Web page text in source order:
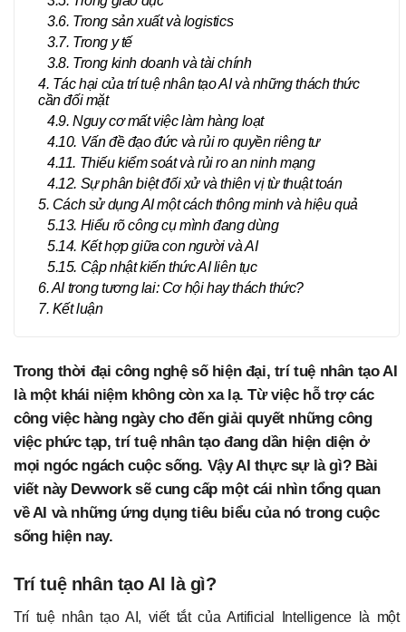
3.6. Trong sản xuất và logistics
3.7. Trong y tế
3.8. Trong kinh doanh và tài chính
4. Tác hại của trí tuệ nhân tạo AI và những thách thức
cần đối mặt
4.9. Nguy cơ mất việc làm hàng loạt
4.10. Vấn đề đạo đức và rủi ro quyền riêng tư
4.11. Thiếu kiểm soát và rủi ro an ninh mạng
4.12. Sự phân biệt đối xử và thiên vị từ thuật toán
5. Cách sử dụng AI một cách thông minh và hiệu quả
5.13. Hiểu rõ công cụ mình đang dùng
5.14. Kết hợp giữa con người và AI
5.15. Cập nhật kiến thức AI liên tục
6. AI trong tương lai: Cơ hội hay thách thức?
7. Kết luận
Trong thời đại công nghệ số hiện đại, trí tuệ nhân tạo AI
là một khái niệm không còn xa lạ. Từ việc hỗ trợ các
công việc hàng ngày cho đến giải quyết những công
việc phức tạp, trí tuệ nhân tạo đang dần hiện diện ở
mọi ngóc ngách cuộc sống. Vậy AI thực sự là gì? Bài
viết này Devwork sẽ cung cấp một cái nhìn tổng quan
về AI và những ứng dụng tiêu biểu của nó trong cuộc
sống hiện nay.
Trí tuệ nhân tạo AI là gì?
Trí tuệ nhân tạo AI, viết tắt của Artificial Intelligence là một